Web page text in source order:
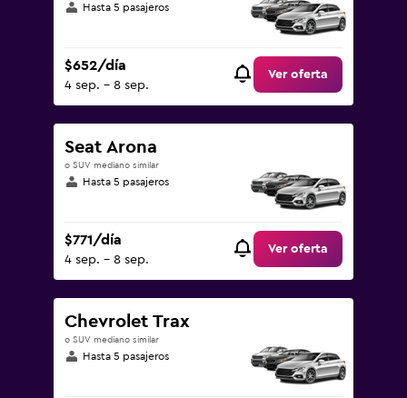
Hasta 5 pasajeros
$652/día
4 sep. - 8 sep.
Ver oferta
Seat Arona
o SUV mediano similar
Hasta 5 pasajeros
$771/día
4 sep. - 8 sep.
Ver oferta
Chevrolet Trax
o SUV mediano similar
Hasta 5 pasajeros